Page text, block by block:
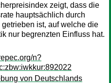
zeigt, dass die
hauptsächlich durch
getrieben ist, auf welche die
nur begrenzten Einfluss hat.
n?
von Deutschlands